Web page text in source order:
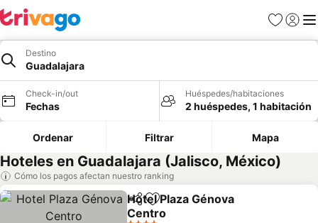
Favoritos
Iniciar
Destino
Guadalajara
Check-in/out
Fechas
Huéspedes/habitaciones
2 huéspedes, 1 habitación
Ordenar Filtrar Mapa
Hoteles en Guadalajara (Jalisco, México)
Cómo los pagos afectan nuestro ranking
CompartirAgregar a favoritos
Hotel Plaza Génova
Centro